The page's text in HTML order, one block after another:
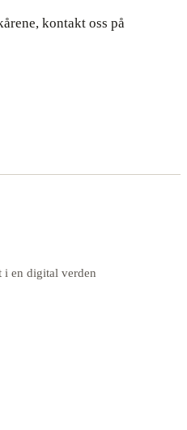
kontakt oss på
i en digital verden